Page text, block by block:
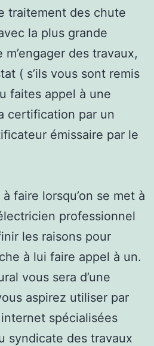
traitement des chute
la plus grande
des travaux,
( s’ils vous sont remis
faites appel à une
certification par un
émissaire par le
faire lorsqu’on se met à
professionnel
les raisons pour
à lui faire appel à un.
vous sera d’une
aspirez utiliser par
spécialisées
syndicate des travaux